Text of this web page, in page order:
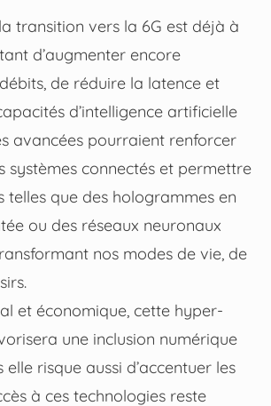
transition vers la 6G est déjà à
d’augmenter encore
de réduire la latence et
d’intelligence artificielle
avancées pourraient renforcer
systèmes connectés et permettre
telles que des hologrammes en
ou des réseaux neuronaux
nos modes de vie, de
et économique, cette hyper-
une inclusion numérique
elle risque aussi d’accentuer les
à ces technologies reste